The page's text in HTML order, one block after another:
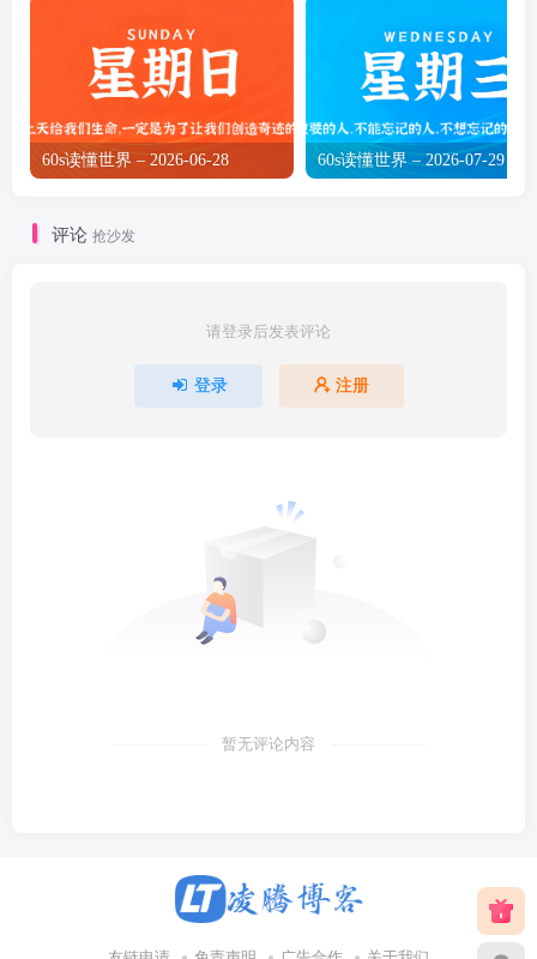
60s读懂世界 – 2026-06-28 60s读懂世界 – 2026-07-29
评论 抢沙发
请登录后发表评论
登录 注册
暂无评论内容